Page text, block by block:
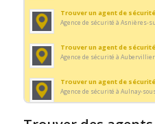
Trouver un agent d’accueil à
Agence de sécurité à Clichy
Trouver un agent d’accueil
Agence de sécurité à Colombes
Trouver un agent d’accueil
Agence de sécurité à Courbevoie
Trouver un agent d’accueil à
Trouver un agent de
Agence de sécurité à Asnières-
Trouver un agent de
Agence de sécurité à
Trouver un agent de
Agence de sécurité à Aulnay-